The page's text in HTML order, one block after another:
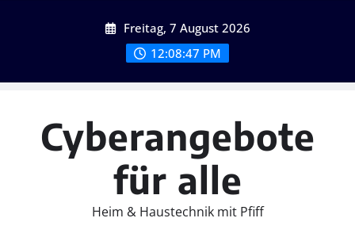
Freitag, 7 August 2026
12:08:49 PM
Cyberangebote
für alle
Heim & Haustechnik mit Pfiff